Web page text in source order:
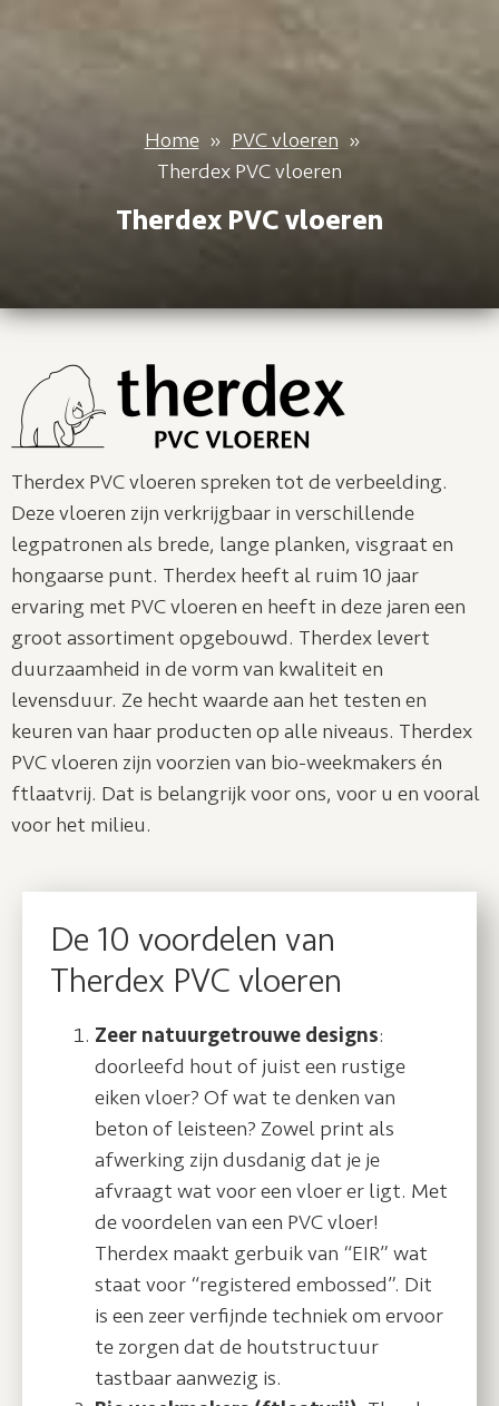
Home » PVC vloeren »
Therdex PVC vloeren
Therdex PVC vloeren
Therdex PVC vloeren spreken tot de verbeelding.
Deze vloeren zijn verkrijgbaar in verschillende
legpatronen als brede, lange planken, visgraat en
hongaarse punt. Therdex heeft al ruim 10 jaar
ervaring met PVC vloeren en heeft in deze jaren een
groot assortiment opgebouwd. Therdex levert
duurzaamheid in de vorm van kwaliteit en
levensduur. Ze hecht waarde aan het testen en
keuren van haar producten op alle niveaus. Therdex
PVC vloeren zijn voorzien van bio-weekmakers én
ftlaatvrij. Dat is belangrijk voor ons, voor u en vooral
voor het milieu.
De 10 voordelen van
Therdex PVC vloeren
Zeer natuurgetrouwe designs:
doorleefd hout of juist een rustige
eiken vloer? Of wat te denken van
beton of leisteen? Zowel print als
afwerking zijn dusdanig dat je je
afvraagt wat voor een vloer er ligt. Met
de voordelen van een PVC vloer!
Therdex maakt gerbuik van “EIR” wat
staat voor “registered embossed”. Dit
is een zeer verfijnde techniek om ervoor
te zorgen dat de houtstructuur
tastbaar aanwezig is.